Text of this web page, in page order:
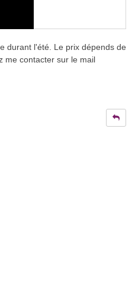
durant l'été. Le prix dépends de
me contacter sur le mail